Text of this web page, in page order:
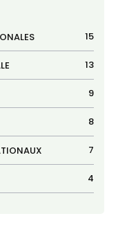
15
13
9
8
7
4